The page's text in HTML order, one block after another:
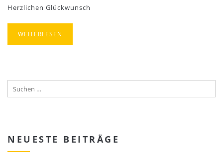
Herzlichen Glückwunsch
WEITERLESEN
NEUESTE BEITRÄGE